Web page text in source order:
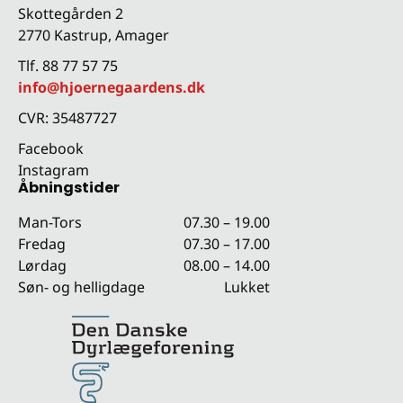
Skottegården 2
2770 Kastrup, Amager
Tlf. 88 77 57 75
info@hjoernegaardens.dk
CVR: 35487727
Facebook
Instagram
Åbningstider
Man-Tors
07.30 – 19.00
Fredag
07.30 – 17.00
Lørdag
08.00 – 14.00
Søn- og helligdage
Lukket